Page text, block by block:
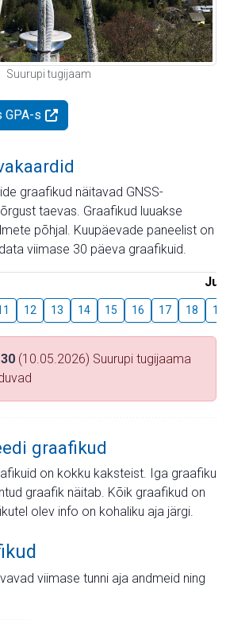
Suurupi tugijaam
GPA-s
graafikud näitavad GNSS-
taevas. Graafikud luuakse
põhjal. Kuupäevade paneelist on
viimase 30 päeva graafikuid.
12 13 14 15 16 17 18 19
(10.05.2026) Suurupi tugijaama
graafikud
on kokku kaksteist. Iga graafiku
graafik näitab. Kõik graafikud on
olev info on kohaliku aja järgi.
viimase tunni aja andmeid ning